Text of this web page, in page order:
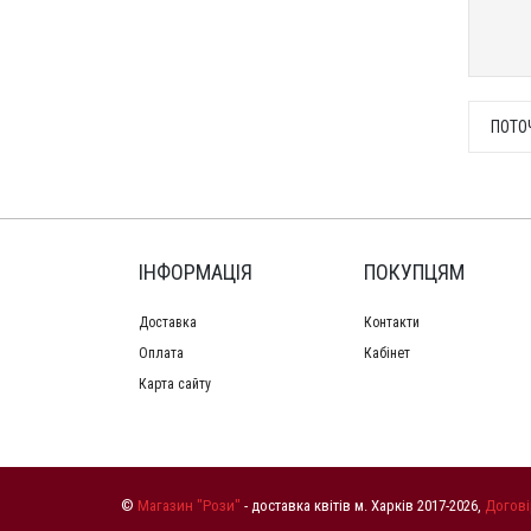
ІНФОРМАЦІЯ
Доставка
Оплата
Карта сайту
ПОКУПЦЯМ
Контакти
Кабінет
© Магазин "Рози" - доставка квітів м. Харків 2017-2026,